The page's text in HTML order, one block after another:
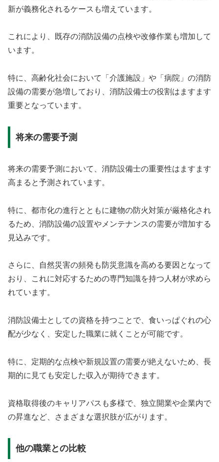
新が義務化されるケースも増えています。
これにより、既存の消防設備の点検や改修作業も増加して
います。
特に、高齢化社会において「介護施設」や「病院」の消防
設備の需要が急増しており、消防設備士の役割はますます
重要となっています。
将来の需要予測
将来の需要予測において、消防設備士の重要性はますます
高まると予測されています。
特に、都市化の進行とともに建物の防火対策が厳格化され
るため、消防設備の設置やメンテナンスの需要が増加する
見込みです。
さらに、自然災害の頻発も防災意識を高める要因となって
おり、これに対応するための専門知識を持つ人材が求めら
れています。
消防設備士としての資格を持つことで、食いっぱぐれの心
配が少なく、安定した職業に就くことが可能です。
特に、定期的な点検や新規設置の需要が絶えないため、長
期的に見ても安定した収入が期待できます。
資格取得後のキャリアパスも多様で、独立開業や企業内で
の昇進など、さまざまな選択肢が広がります。
他の職業との比較